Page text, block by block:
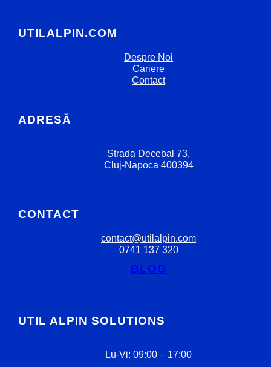
UTILALPIN.COM
Despre Noi
Cariere
Contact
ADRESĂ
Strada Decebal 73,
Cluj-Napoca 400394
CONTACT
contact@utilalpin.com
0741 137 320
BLOG
UTIL ALPIN SOLUTIONS
Lu-Vi: 09:00 – 17:00